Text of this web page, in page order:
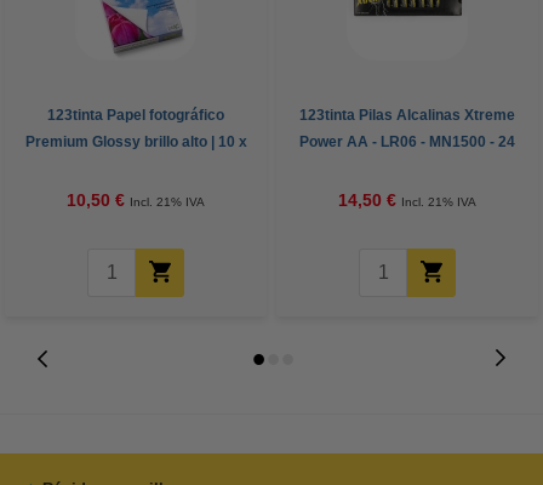
123tinta Papel fotográfico
Premium Glossy brillo alto | 10 x
10,50 € Incl. 21% IVA
123tinta Pilas Alcalinas Xtreme
Power AA - LR06 - MN1500 - 24
14,50 € Incl. 21% IVA